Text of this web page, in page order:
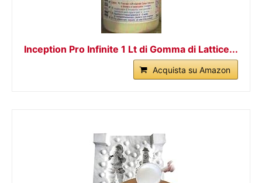
Inception Pro Infinite 1 Lt di Gomma di Lattice...
Acquista su Amazon